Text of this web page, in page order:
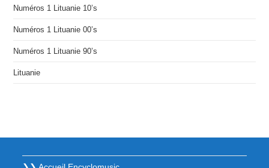
Numéros 1 Lituanie 10’s
Numéros 1 Lituanie 00’s
Numéros 1 Lituanie 90’s
Lituanie